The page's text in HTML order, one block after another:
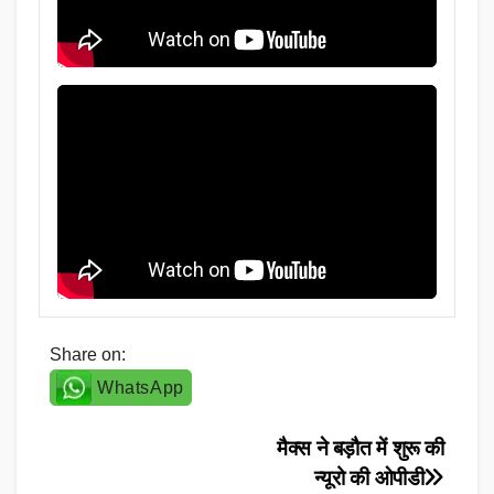
Share on:
WhatsApp
मैक्स ने बड़ौत में शुरू की
न्यूरो की ओपीडी